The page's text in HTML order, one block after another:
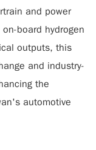
and power
board hydrogen
outputs, this
and industry-
the
automotive